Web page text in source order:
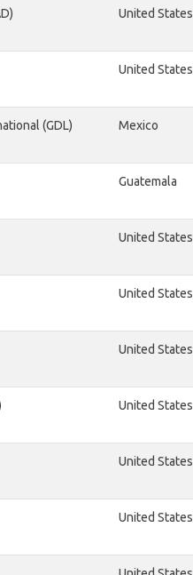
United States
United States
(GDL) Mexico
Guatemala
United States
United States
United States
United States
United States
United States